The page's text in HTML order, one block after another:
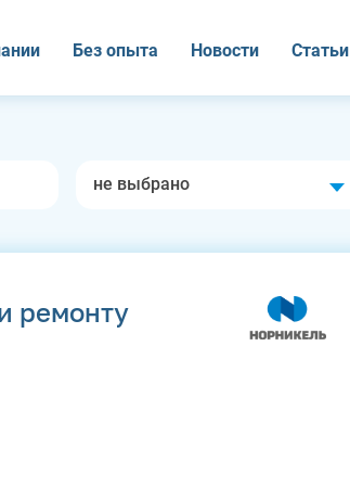
Без опыта Новости Статьи
не выбрано
ремонту